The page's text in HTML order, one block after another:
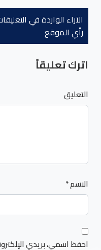
الآراء الواردة في
رأي الموقع
اترك تعليقاً
التعليق
الاسم*
احفظ اسمي، بريدي